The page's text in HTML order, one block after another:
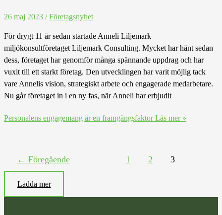
26 maj 2023 /Företagsnyhet
För drygt 11 år sedan startade Anneli Liljemark
miljökonsultföretaget Liljemark Consulting. Mycket har hänt sedan
dess, företaget har genomför många spännande uppdrag och har
vuxit till ett starkt företag. Den utvecklingen har varit möjlig tack
vare Annelis vision, strategiskt arbete och engagerade medarbetare.
Nu går företaget in i en ny fas, när Anneli har erbjudit
Personalens engagemang är en framgångsfaktorLäs mer »
← Föregående 1 2 3
Ladda mer